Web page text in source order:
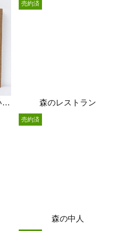
子ぐまシリーズ「お買い物」 森のレストラン
売約済
森の中人
売約済